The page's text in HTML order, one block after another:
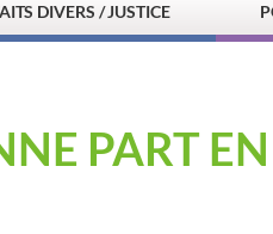
DIVERS / JUSTICE
PART